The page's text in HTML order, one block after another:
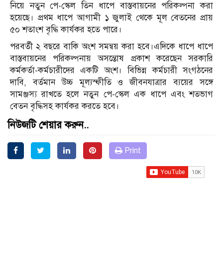
নিয়ে নতুন পে-স্কেল তিন ধাপে বাস্তবায়নের পরিকল্পনা করা
হয়েছে। প্রথম ধাপে আগামী ১ জুলাই থেকে মূল বেতনের প্রায়
৫০ শতাংশ বৃদ্ধি কার্যকর হতে পারে।
পরবর্তী ২ বছরে বাকি অংশ সমন্বয় করা হবে।এদিকে ধাপে ধাপে
বাস্তবায়নের পরিকল্পনায় অসন্তোষ প্রকাশ করেছেন সরকারি
কর্মকর্তা-কর্মচারীদের একটি অংশ। বিভিন্ন কর্মচারী সংগঠনের
দাবি, বর্তমান উচ্চ মূল্যস্ফীতি ও জীবনযাত্রার ব্যয়ের সঙ্গে
সামঞ্জস্য রাখতে হলে নতুন পে-স্কেল এক ধাপে এবং শতভাগ
বেতন বৃদ্ধিসহ কার্যকর করতে হবে।
নিউজটি শেয়ার করুন..
Print